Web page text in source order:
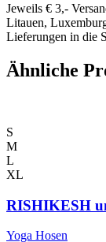
Jeweils € 3,-
Litauen,
Lieferungen in die
Ähnliche
S
M
L
XL
RISHIKESH
Yoga Hosen